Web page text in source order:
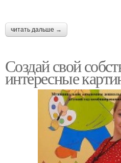
читать дальше →
Создай свой
интересные